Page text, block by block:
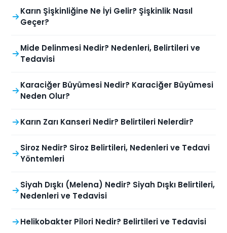
Karın Şişkinliğine Ne İyi Gelir? Şişkinlik Nasıl
Geçer?
Mide Delinmesi Nedir? Nedenleri, Belirtileri ve
Tedavisi
Karaciğer Büyümesi Nedir? Karaciğer Büyümesi
Neden Olur?
Karın Zarı Kanseri Nedir? Belirtileri Nelerdir?
Siroz Nedir? Siroz Belirtileri, Nedenleri ve Tedavi
Yöntemleri
Siyah Dışkı (Melena) Nedir? Siyah Dışkı Belirtileri,
Nedenleri ve Tedavisi
Helikobakter Pilori Nedir? Belirtileri ve Tedavisi